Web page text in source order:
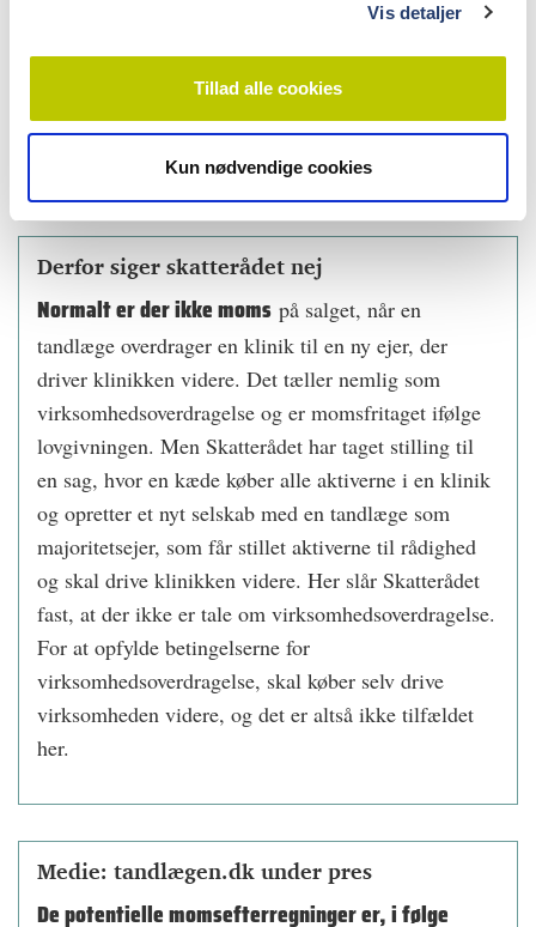
Vis detaljer
Tillad alle cookies
Kun nødvendige cookies
kæder, som enten har afvist at kommentere eller ikke er
vendt tilbage. DentConnect forventes ikke at blive ramt
af Skatterådets afgørelse, da kæden benytter en anden
model, når de køber klinikker. Godt Smil har
hovedsageligt etableret nye klinikker, og disse er heller
ikke omfattet af momsproblematikken.
Derfor siger skatterådet nej
Normalt er der ikke moms på salget, når en
tandlæge overdrager en klinik til en ny ejer, der
driver klinikken videre. Det tæller nemlig som
virksomhedsoverdragelse og er momsfritaget ifølge
lovgivningen. Men Skatterådet har taget stilling til
en sag, hvor en kæde køber alle aktiverne i en klinik
og opretter et nyt selskab med en tandlæge som
majoritetsejer, som får stillet aktiverne til rådighed
og skal drive klinikken videre. Her slår Skatterådet
fast, at der ikke er tale om virksomhedsoverdragelse.
For at opfylde betingelserne for
virksomhedsoverdragelse, skal køber selv drive
virksomheden videre, og det er altså ikke tilfældet
her.
Medie: tandlægen.dk under pres
De potentielle momsefterregninger er, i følge